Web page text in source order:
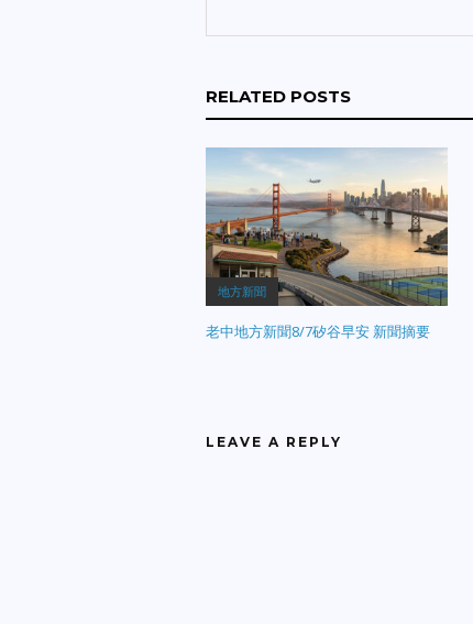
RELATED POSTS
地方新聞
老中地方新聞8/7矽谷早安 新聞摘要
LEAVE A REPLY